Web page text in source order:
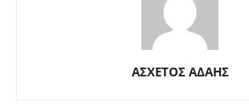
ΑΣΧΕΤΟΣ ΑΔΑΗΣ